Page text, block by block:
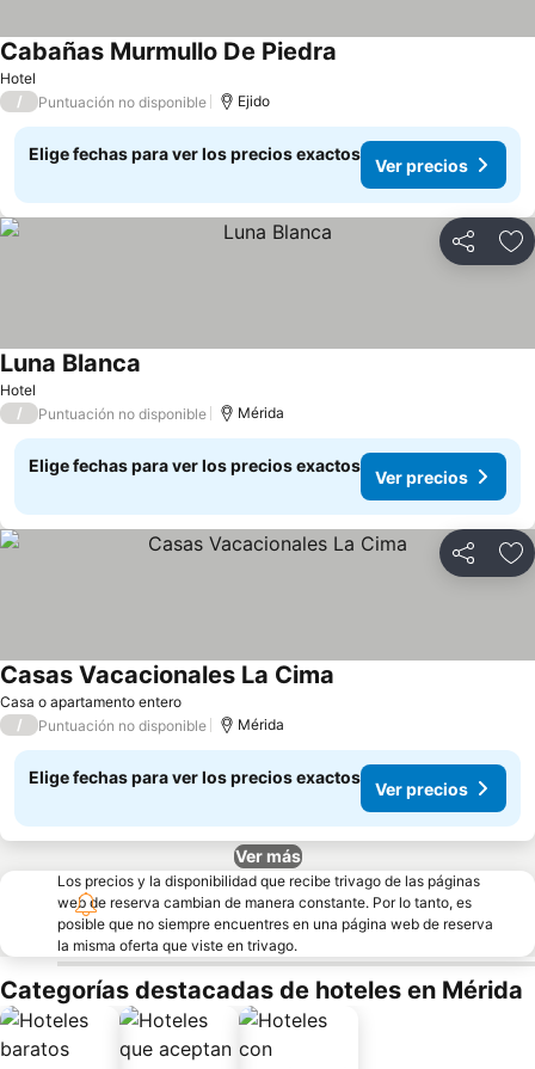
Hotel
Cabañas Murmullo De Piedra
/ Puntuación no disponible Ejido
Elige fechas para ver los precios exactos
Ver precios
Compartir
Hotel
Luna Blanca
/ Puntuación no disponible Mérida
Elige fechas para ver los precios exactos
Ver precios
Compartir
Casa o apartamento entero
Casas Vacacionales La Cima
/ Puntuación no disponible Mérida
Elige fechas para ver los precios exactos
Ver precios
Ver más
Los precios y la disponibilidad que recibe trivago de las páginas
web de reserva cambian de manera constante. Por lo tanto, es
posible que no siempre encuentres en una página web de reserva
la misma oferta que viste en trivago.
Categorías destacadas de hoteles en Mérida